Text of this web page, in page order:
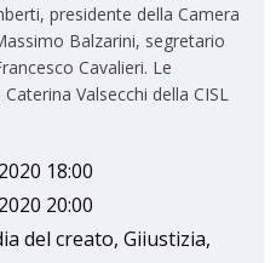
presidente della Camera
Balzarini, segretario
Cavalieri. Le
Valsecchi della CISL
18:00
20:00
del creato, Giiustizia,